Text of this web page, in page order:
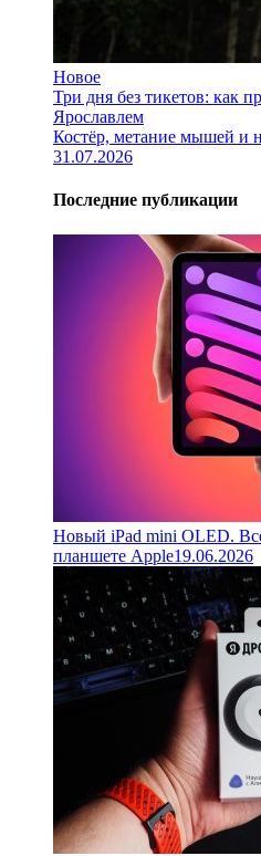
Новое
Три дня без тикетов: как
Ярославлем
Костёр, метание мышей и
31.07.2026
Последние публикации
Новый iPad mini OLED.
планшете Apple19.06.2026